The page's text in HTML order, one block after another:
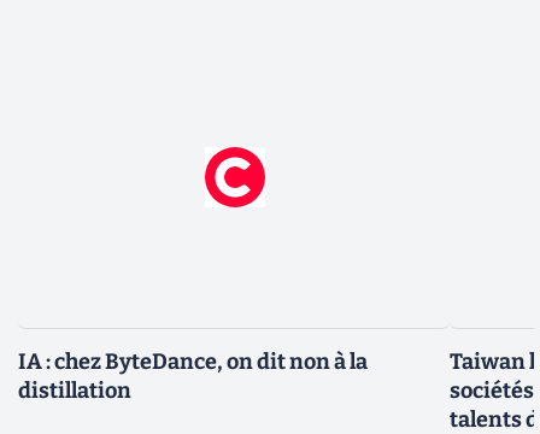
IA : chez ByteDance, on dit non à la
distillation
Taiwan
sociétés
talents